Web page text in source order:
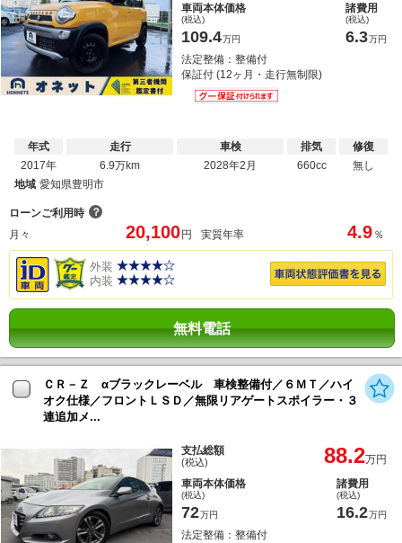
車両本体価格
(税込)
109.4万円
諸費用
(税込)
6.3万円
法定整備：整備付
保証付 (12ヶ月・走行無制限)
年式
2017年
走行
6.9万km
車検
2028年2月
排気
660cc
修復
無し
地域 愛知県豊明市
ローンご利用時 ？
月々
20,100 円 実質年率 4.9 ％
外装
内装
無料電話
ＣＲ－Ｚ αブラックレーベル 車検整備付／６ＭＴ／ハイ
オク仕様／フロントＬＳＤ／無限リアゲートスポイラー・３
連追加メ...
支払総額
(税込) 88.2万円
車両本体価格
(税込)
72万円
諸費用
(税込)
16.2万円
法定整備：整備付